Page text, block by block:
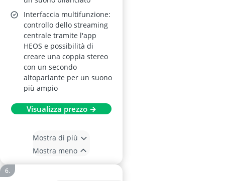
Interfaccia multifunzione:
controllo dello streaming
centrale tramite l'app
HEOS e possibilità di
creare una coppia stereo
con un secondo
altoparlante per un suono
più ampio
Visualizza prezzo →
Mostra di più
Mostra meno